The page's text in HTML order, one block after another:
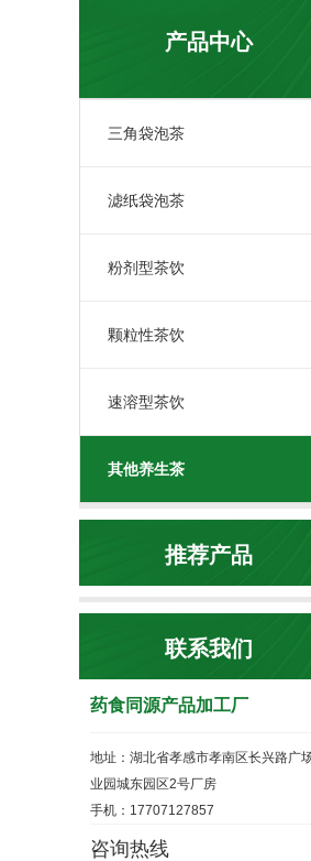
产品中心
三角袋泡茶
滤纸袋泡茶
粉剂型茶饮
颗粒性茶饮
速溶型茶饮
其他养生茶
推荐产品
联系我们
药食同源产品加工厂
地址：湖北省孝感市孝南区长兴路广
业园城东园区2号厂房
手机：17707127857
咨询热线